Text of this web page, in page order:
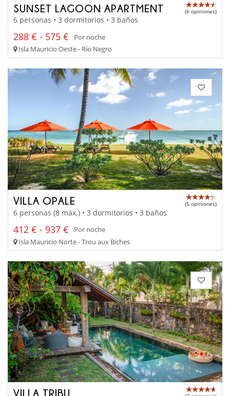
SUNSET LAGOON APARTMENT (6 opiniones)
6 personas • 3 dormitorios • 3 baños
288 € - 575 €
Por noche
Isla Mauricio Oeste - Río Negro
VILLA OPALE (5 opiniones)
6 personas (8 máx.) • 3 dormitorios • 3 baños
412 € - 937 €
Por noche
Isla Mauricio Norte - Trou aux Biches
VILLA TRIBU